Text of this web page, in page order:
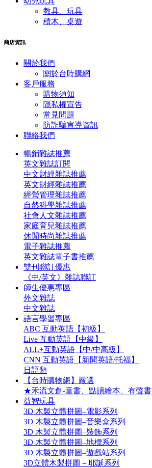
教具、玩具
積木、桌遊
商店資訊
關於我們
關於台時購網
客戶服務
購物須知
隱私權宣告
常見問題
​防詐騙宣導資訊
聯絡我們
暢銷雜誌推薦
英文雜誌訂閱
中文財經雜誌推薦
英文財經雜誌推薦
經營管理雜誌推薦
自然科學雜誌推薦
社會人文雜誌推薦
家庭育兒雜誌推薦
休閒時尚雜誌推薦
電子雜誌推薦
英文雜誌電子書推薦
雙刊聯訂優惠
《中/英文》雜誌聯訂
師生優惠專區
外文雜誌
中文雜誌
語言學習專區
ABC 互動英語【初級】
Live 互動英語【中級】
ALL+互動英語【中/中高級】
CNN 互動英語【新聞英語/托福】
日語類
【台時購物網】嚴選
★禾流文創-童書、點讀繪本、有聲書
益智玩具
3D 木製立體拼圖–電影系列
3D 木製立體拼圖–音樂盒系列
3D 木製立體拼圖–裝飾系列
3D 木製立體拼圖–地標系列
3D 木製立體拼圖–遊戲站系列
3D立體木製拼圖－耶誕系列